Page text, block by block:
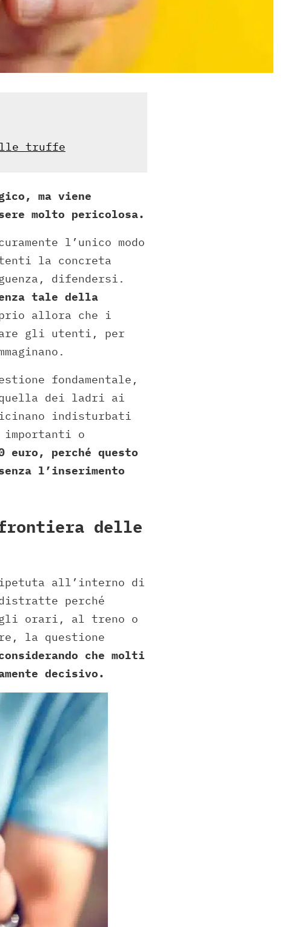
truffe
ma viene
molto pericolosa.
l’unico modo
la concreta
difendersi.
tale della
allora che i
gli utenti, per
fondamentale,
dei ladri ai
indisturbati
o
euro, perché questo
l’inserimento
delle
all’interno di
perché
orari, al treno o
la questione
che molti
decisivo.